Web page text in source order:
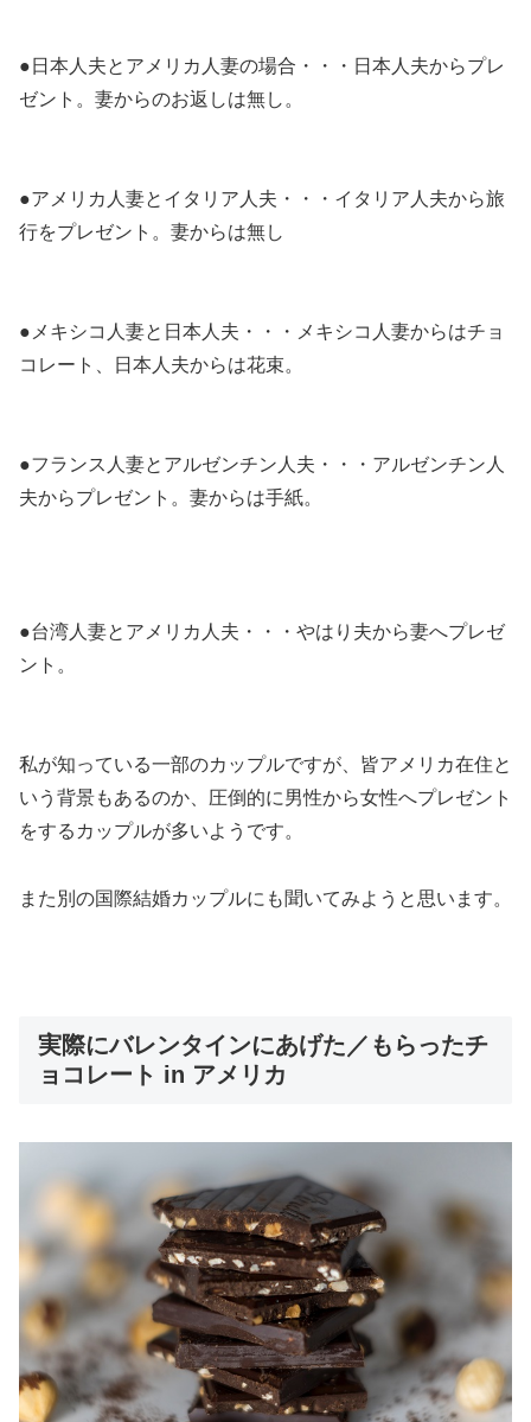
●日本人夫とアメリカ人妻の場合 ・・・日本人夫からプレ
ゼント。妻からのお返しは無し。
●アメリカ人妻とイタリア人夫 ・・・イタリア人夫から旅
行をプレゼント。妻からは無し
●メキシコ人妻と日本人夫 ・・・メキシコ人妻からはチョ
コレート、日本人夫からは花束。
●フランス人妻とアルゼンチン人夫 ・・・アルゼンチン人
夫からプレゼント。妻からは手紙。
●台湾人妻とアメリカ人夫 ・・・やはり夫から妻へプレゼ
ント。
私が知っている一部のカップルですが、皆アメリカ在住と
いう背景もあるのか、圧倒的に男性から女性へプレゼント
をするカップルが多いようです。
また別の国際結婚カップルにも聞いてみようと思います。
実際にバレンタインにあげた／もらったチ
ョコレート in アメリカ